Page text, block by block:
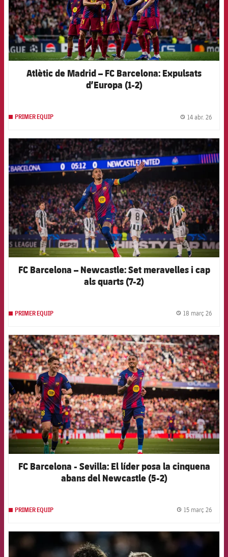
Atlètic de Madrid – FC Barcelona: Expulsats
d’Europa (1-2)
PRIMER EQUIP 14 abr. 26
FCB Barcelona badge
FC Barcelona – Newcastle: Set meravelles i cap
als quarts (7-2)
PRIMER EQUIP 18 març 26
FCB Barcelona badge
FC Barcelona - Sevilla: El líder posa la cinquena
abans del Newcastle (5-2)
PRIMER EQUIP 15 març 26
FCB Barcelona badge